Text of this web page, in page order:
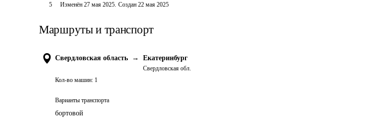
5 Изменён 27 мая 2025. Создан 22 мая 2025
Маршруты и транспорт
Свердловская область → Екатеринбург
Свердловская обл.
Кол-во машин: 1
Варианты транспорта
бортовой